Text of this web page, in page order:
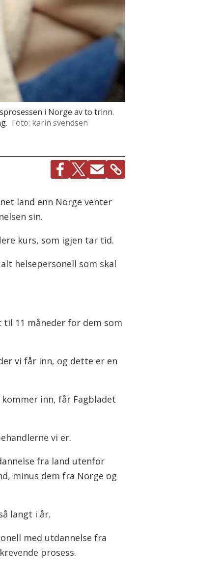
i Norge av to trinn.
Foto: karin svendsen
land enn Norge venter
sin.
kurs, som igjen tar tid.
helsepersonell som skal
til 11 måneder for dem som
vi får inn, og dette er en
inn, får Fagbladet
vi er.
fra land utenfor
minus dem fra Norge og
langt i år.
med utdannelse fra
prosess.